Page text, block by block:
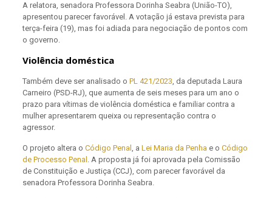
A relatora, senadora Professora Dorinha Seabra (União-TO),
apresentou parecer favorável. A votação já estava prevista para
terça-feira (19), mas foi adiada para negociação de pontos com
o governo.
Violência doméstica
Também deve ser analisado o PL 421/2023, da deputada Laura
Carneiro (PSD-RJ), que aumenta de seis meses para um ano o
prazo para vítimas de violência doméstica e familiar contra a
mulher apresentarem queixa ou representação contra o
agressor.
O projeto altera o Código Penal , a Lei Maria da Penha e o Código
de Processo Penal . A proposta já foi aprovada pela Comissão
de Constituição e Justiça (CCJ), com parecer favorável da
senadora Professora Dorinha Seabra.